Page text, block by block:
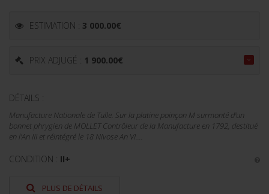
ESTIMATION : 3 000.00€
PRIX ADJUGÉ : 1 900.00€
DÉTAILS :
Manufacture Nationale de Tulle. Sur la platine poinçon M surmonté d'un
bonnet phrygien de MOLLET Contrôleur de la Manufacture en 1792, destitué
en l'An III et réintégré le 18 Nivose An VI....
CONDITION : II+
PLUS DE DÉTAILS